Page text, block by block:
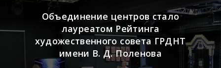
Объединение центров стало
лауреатом Рейтинга
художественного совета ГРДНТ
имени В. Д. Поленова